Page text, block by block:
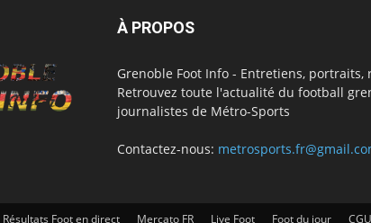
À PROPOS
Grenoble Foot Info - Entretiens, portraits,
Retrouvez toute l'actualité du football
journalistes de Métro-Sports
Contactez-nous:
Résultats Foot en direct Mercato FR Live Foot Foot du jour CGU